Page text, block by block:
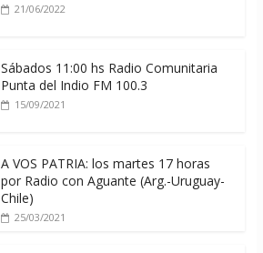
21/06/2022
Sábados 11:00 hs Radio Comunitaria
Punta del Indio FM 100.3
15/09/2021
A VOS PATRIA: los martes 17 horas
por Radio con Aguante (Arg.-Uruguay-
Chile)
25/03/2021